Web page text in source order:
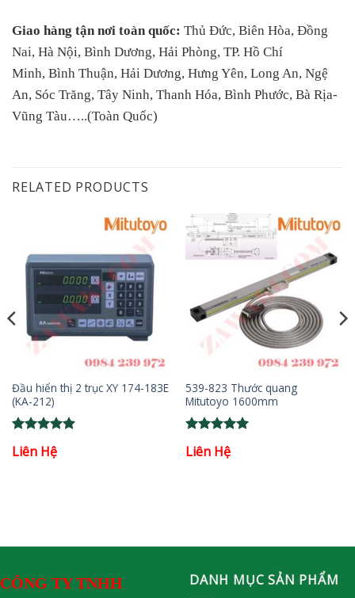
Giao hàng tận nơi toàn quốc: Thủ Đức, Biên Hòa, Đồng
Nai, Hà Nội, Bình Dương, Hải Phòng, TP. Hồ Chí
Minh, Bình Thuận, Hải Dương, Hưng Yên, Long An, Ngệ
An, Sóc Trăng, Tây Ninh, Thanh Hóa, Bình Phước, Bà Rịa-
Vũng Tàu…..(Toàn Quốc)
RELATED PRODUCTS
Đầu hiển thị 2 trục XY 174-183E
(KA-212)
out of 5
Liên Hệ
539-823 Thước quang
Mitutoyo 1600mm
out of 5
Liên Hệ
CÔNG TY TNHH
DANH MỤC SẢN PHẨM